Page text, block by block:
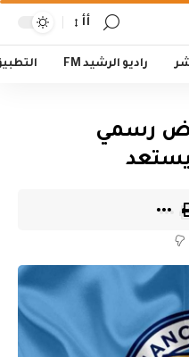
أأ
راديو الرشيد FM
رسمي
يستعد